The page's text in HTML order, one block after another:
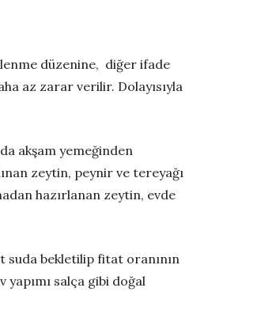
düzenine, diğer ifade
az zarar verilir. Dolayısıyla
akşam yemeğinden
zeytin, peynir ve tereyağı
hazırlanan zeytin, evde
suda bekletilip fitat oranının
salça gibi doğal